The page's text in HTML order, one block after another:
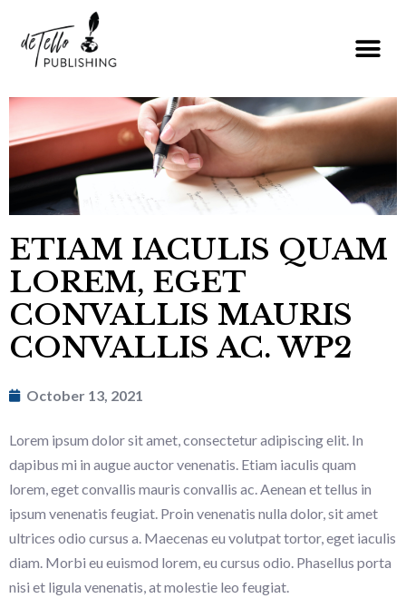
ETIAM IACULIS QUAM
LOREM, EGET
CONVALLIS MAURIS
CONVALLIS AC. WP2
October 13, 2021
Lorem ipsum dolor sit amet, consectetur adipiscing elit. In
dapibus mi in augue auctor venenatis. Etiam iaculis quam
lorem, eget convallis mauris convallis ac. Aenean et tellus in
ipsum venenatis feugiat. Proin venenatis nulla dolor, sit amet
ultrices odio cursus a. Maecenas eu volutpat tortor, eget iaculis
diam. Morbi eu euismod lorem, eu cursus odio. Phasellus porta
nisi et ligula venenatis, at molestie leo feugiat.